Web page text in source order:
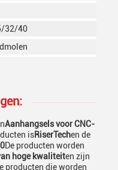
32/40
Aanhangsels voor CNC-
isRiserTechen de
De producten worden
hoge kwaliteiten zijn
producten die worden